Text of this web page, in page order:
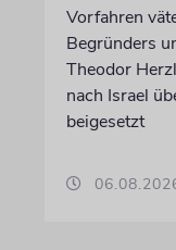
Vorfahren
Begründers
Theodor
nach Israel
beigesetzt